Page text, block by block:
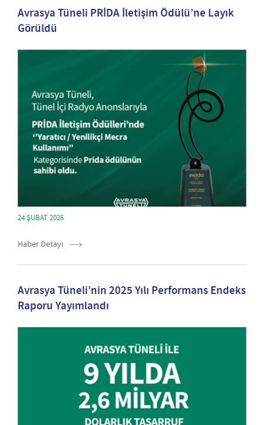
Avrasya Tüneli PRİDA İletişim Ödülü’ne Layık
Görüldü
24 ŞUBAT 2026
Haber Detayı
Avrasya Tüneli’nin 2025 Yılı Performans Endeks
Raporu Yayımlandı